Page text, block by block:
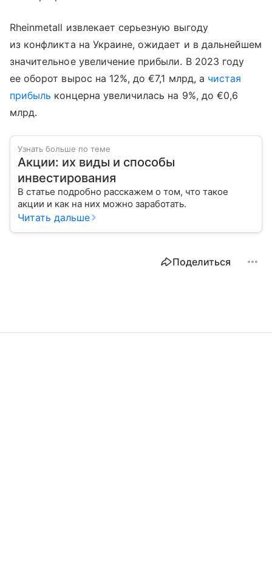
Rheinmetall извлекает серьезную выгоду
из конфликта на Украине, ожидает и в дальнейшем
значительное увеличение прибыли. В 2023 году
ее оборот вырос на 12%, до €7,1 млрд, а чистая
прибыль концерна увеличилась на 9%, до €0,6
млрд.
Узнать больше по теме
Акции: их виды и способы
инвестирования
В статье подробно расскажем о том, что такое
акции и как на них можно заработать.
Читать дальше
Поделиться